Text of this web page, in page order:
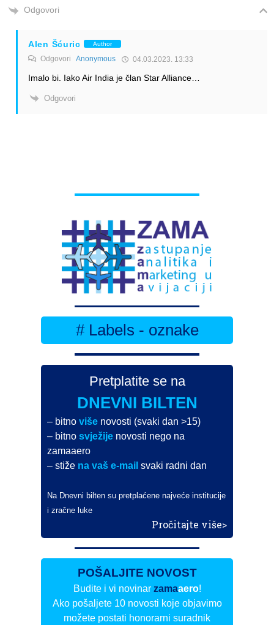
Odgovori
Alen Šćuric Author
Odgovori Anonymous 04.03.2023. 13:33
Imalo bi. Iako Air India je član Star Alliance…
Odgovori
# Labels - oznake
Pretplatite se na
DNEVNI BILTEN
– bitnoviše novosti (svaki dan >15)
– bitnosvježije novosti nego na
zamaaero
– stiže na vaš e-mail svaki radni dan
Na Dnevni bilten su pretplaćene najveće institucije
i zračne luke
Pročitajte više>
POŠALJITE NOVOST
Budite i vi novinar zamaaero!
Ako pošaljete 10 novosti koje objavimo
možete postati honorarni suradnik